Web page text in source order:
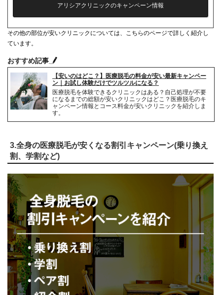
シェービング代 0円
麻酔代 3,000円(必要な人のみ)
キャンセル料
解約事務手数料 残り回数分の費用の10%
アリシアクリニックのキャンペーン情報
その他の部位が安いクリニックについては、こちらのページで詳しく紹介し
ています。
おすすめ記事
【安いのはどこ？】医療脱毛の料金が安い最新キャンペー
ン｜お試し体験だけでツルツルになる？
医療脱毛を体験できるクリニックはある？自己処理が不要
になるまでの総額が安いクリニックはどこ？医療脱毛のキ
ャンペーン情報とコース料金が安いクリニックを紹介しま
す。
3.全身の医療脱毛が安くなる割引キャンペーン(乗り換え
割、学割など)